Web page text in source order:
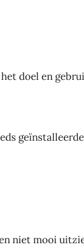
doel en
niet mooi